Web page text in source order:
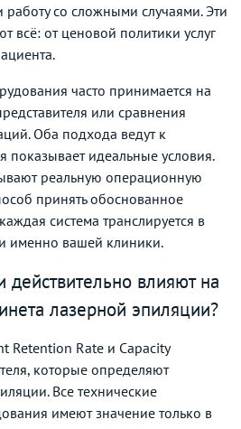
работу со сложными случаями. Эти
всё: от ценовой политики услуг
часто принимается на
или сравнения
Оба подхода ведут к
идеальные условия.
реальную операционную
принять обоснованное
система транслируется в
именно вашей клиники.
действительно влияют на
лазерной эпиляции?
Retention Rate и Capacity
которые определяют
Все технические
имеют значение только в